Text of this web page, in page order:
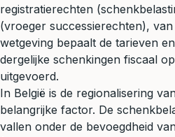
registratierechten
(vroeger successierechten),
wetgeving bepaalt de tarieven
dergelijke schenkingen fiscaal
uitgevoerd.
In België is de regionalisering
belangrijke factor. De
vallen onder de bevoegdheid